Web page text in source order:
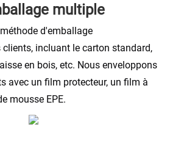
multiple
d'emballage
incluant le carton standard,
en bois, etc. Nous enveloppons
avec un film protecteur, un film à
mousse EPE.